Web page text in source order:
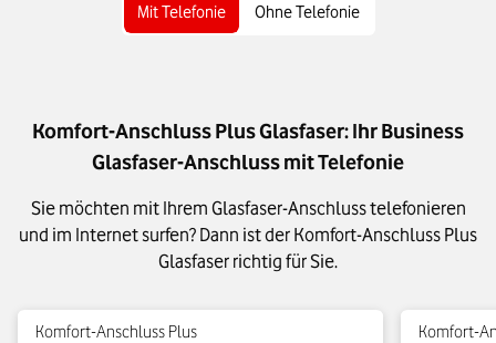
Mit Telefonie Ohne Telefonie
Komfort-Anschluss Plus Glasfaser: Ihr Business
Glasfaser-Anschluss mit Telefonie
Sie möchten mit Ihrem Glasfaser-Anschluss telefonieren
und im Internet surfen? Dann ist der Komfort-Anschluss Plus
Glasfaser richtig für Sie.
Komfort-Anschluss Plus Komfort-